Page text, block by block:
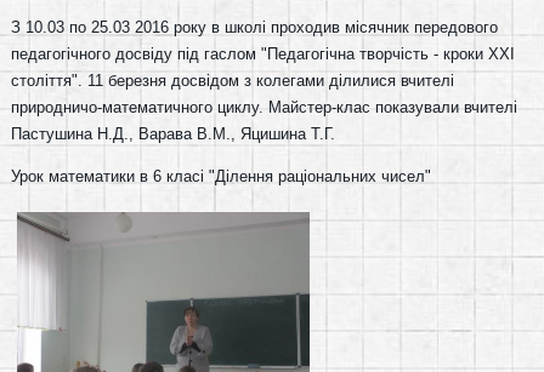
З 10.03 по 25.03 2016 року в школі проходив місячник передового
педагогічного досвіду під гаслом "Педагогічна творчість - кроки XXI
століття". 11 березня досвідом з колегами ділилися вчителі
природничо-математичного циклу. Майстер-клас показували вчителі
Пастушина Н.Д., Варава В.М., Яцишина Т.Г.
Урок математики в 6 класі "Ділення раціональних чисел"